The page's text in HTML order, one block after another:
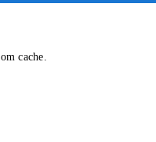
cache.